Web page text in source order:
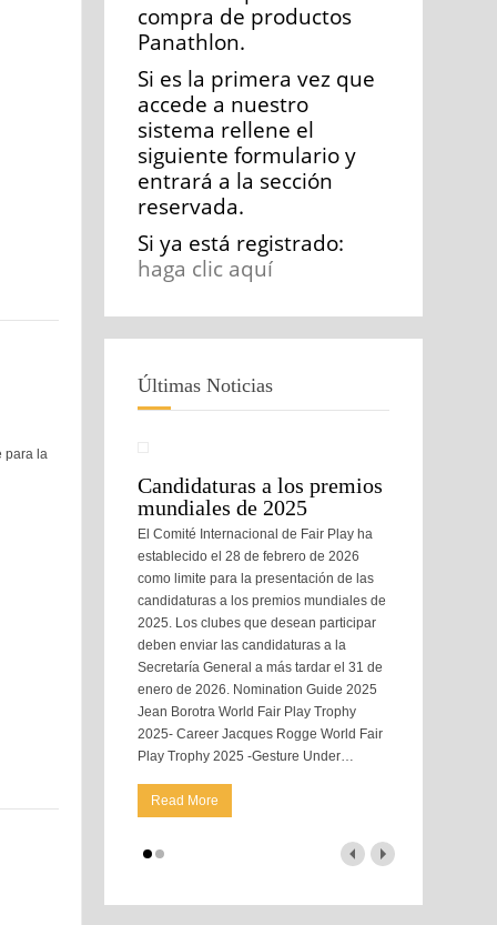
para la
compra de productos
Panathlon.
Si es la primera vez que
accede a nuestro
sistema rellene el
siguiente formulario y
entrará a la sección
reservada.
Si ya está registrado:
haga clic aquí
Últimas Noticias
Candidaturas a los premios
mundiales de 2025
El Comité Internacional de Fair Play ha
establecido el 28 de febrero de 2026
como limite para la presentación de las
candidaturas a los premios mundiales de
2025. Los clubes que desean participar
deben enviar las candidaturas a la
Secretaría General a más tardar el 31 de
enero de 2026. Nomination Guide 2025
Jean Borotra World Fair Play Trophy
2025- Career Jacques Rogge World Fair
Play Trophy 2025 -Gesture Under…
Read More